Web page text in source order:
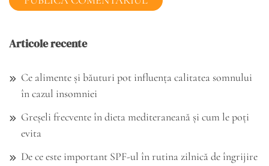
Articole recente
Ce alimente și băuturi pot influența calitatea somnului
în cazul insomniei
Greșeli frecvente în dieta mediteraneană și cum le poți
evita
De ce este important SPF-ul în rutina zilnică de îngrijire